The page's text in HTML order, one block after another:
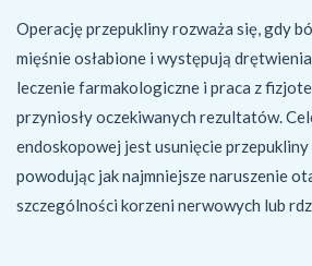
Operację przepukliny rozważa się, gdy
mięśnie osłabione i występują
leczenie farmakologiczne i praca z
przyniosły oczekiwanych rezultatów.
endoskopowej jest usunięcie przepukliny
powodując jak najmniejsze naruszenie
szczególności korzeni nerwowych lub